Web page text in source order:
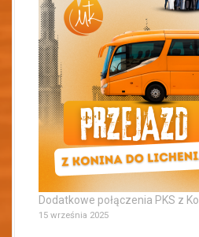
Dodatkowe połączenia PKS z
15 września 2025